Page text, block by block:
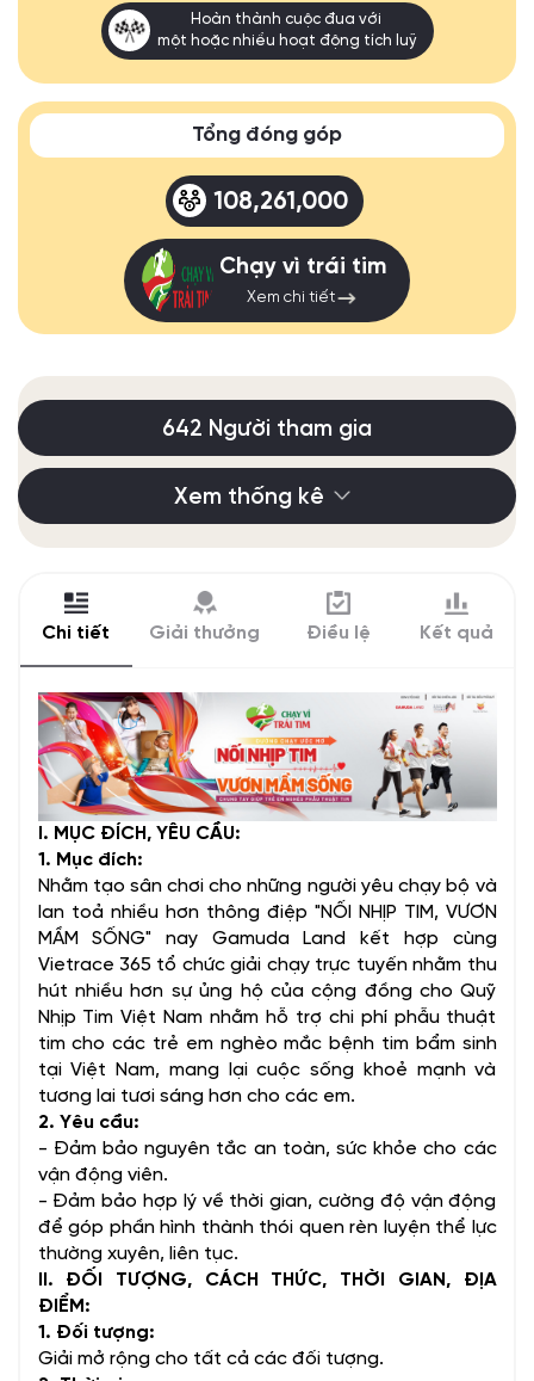
Hoàn thành cuộc đua với
một hoặc nhiều hoạt động tích luỹ
Tổng đóng góp
108,261,000
Chạy vì trái tim
Xem chi tiết
642 Người tham gia
Xem thống kê
Chi tiết Giải thưởng Điều lệ Kết quả
I. MỤC ĐÍCH, YÊU CẦU:
1. Mục đích:
Nhằm tạo sân chơi cho những người yêu chạy bộ và
lan toả nhiều hơn thông điệp "NỐI NHỊP TIM, VƯƠN
MẦM SỐNG" nay Gamuda Land kết hợp cùng
Vietrace 365 tổ chức giải chạy trực tuyến nhằm thu
hút nhiều hơn sự ủng hộ của cộng đồng cho Quỹ
Nhịp Tim Việt Nam nhằm hỗ trợ chi phí phẫu thuật
tim cho các trẻ em nghèo mắc bệnh tim bẩm sinh
tại Việt Nam, mang lại cuộc sống khoẻ mạnh và
tương lai tươi sáng hơn cho các em.
2. Yêu cầu:
- Đảm bảo nguyên tắc an toàn, sức khỏe cho các
vận động viên.
- Đảm bảo hợp lý về thời gian, cường độ vận động
để góp phần hình thành thói quen rèn luyện thể lực
thường xuyên, liên tục.
II. ĐỐI TƯỢNG, CÁCH THỨC, THỜI GIAN, ĐỊA
ĐIỂM:
1. Đối tượng:
Giải mở rộng cho tất cả các đối tượng.